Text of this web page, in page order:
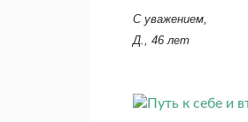
С уважением,
Д., 46 лет